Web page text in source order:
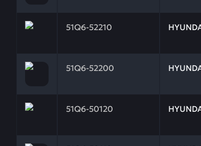
51Q6-52210
Заказывая запчасти у нас, вы получаете
51Q6-52200
Заказывая запчасти у нас, вы получаете
51Q6-50120
Заказывая запчасти у нас, вы получаете
Заказывая запчасти у нас, вы получаете